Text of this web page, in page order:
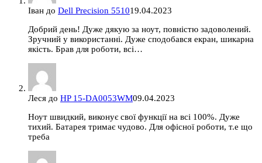
Іван до Dell Precision 551019.04.2023
Добрий день! Дуже дякую за ноут, повністю задоволений.
Зручний у використанні. Дуже сподобався екран, шикарна
якість. Брав для роботи, всі…
Леся до HP 15-DA0053WM09.04.2023
Ноут швидкий, виконує свої функції на всі 100%. Дуже
тихий. Батарея тримає чудово. Для офісної роботи, т.е що
треба